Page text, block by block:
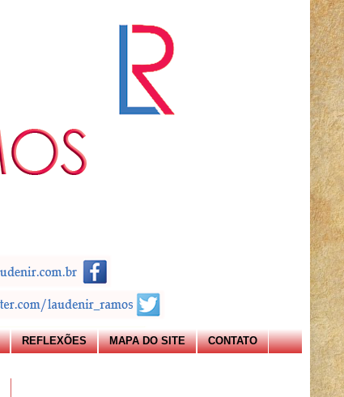
REFLEXÕES MAPA DO SITE CONTATO